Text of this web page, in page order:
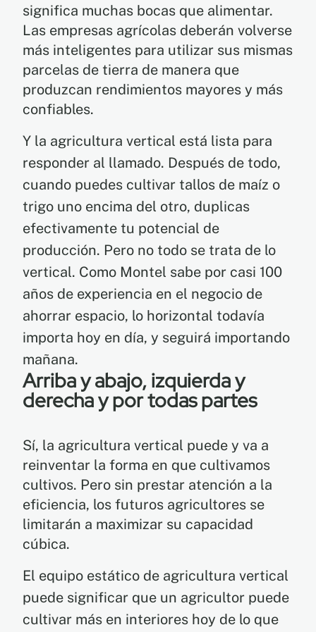
significa muchas bocas que alimentar.
Las empresas agrícolas deberán volverse
más inteligentes para utilizar sus mismas
parcelas de tierra de manera que
produzcan rendimientos mayores y más
confiables.
Y la agricultura vertical está lista para
responder al llamado. Después de todo,
cuando puedes cultivar tallos de maíz o
trigo uno encima del otro, duplicas
efectivamente tu potencial de
producción. Pero no todo se trata de lo
vertical. Como Montel sabe por casi 100
años de experiencia en el negocio de
ahorrar espacio, lo horizontal todavía
importa hoy en día, y seguirá importando
mañana.
Arriba y abajo, izquierda y
derecha y por todas partes
Sí, la agricultura vertical puede y va a
reinventar la forma en que cultivamos
cultivos. Pero sin prestar atención a la
eficiencia, los futuros agricultores se
limitarán a maximizar su capacidad
cúbica.
El equipo estático de agricultura vertical
puede significar que un agricultor puede
cultivar más en interiores hoy de lo que